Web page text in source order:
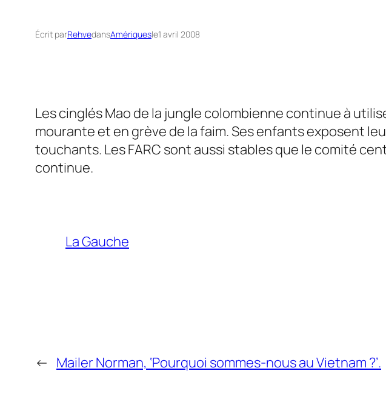
Écrit parRehvedansAmériquesle1 avril 2008
Les cinglés Mao de la jungle colombienne continue à
mourante et en grève de la faim. Ses enfants exposent
touchants. Les FARC sont aussi stables que le comité
continue.
La Gauche
← Mailer Norman, ‘Pourquoi sommes-nous au Vietnam ?’.